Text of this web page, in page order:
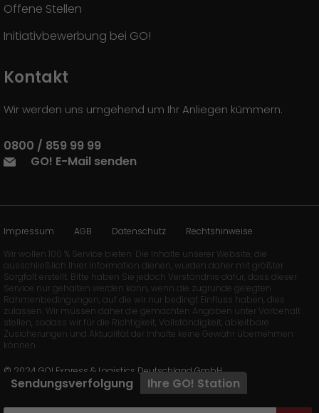
Sendungsverfolgung Ihre GO! Station
Offene Stellen
Initiativbewerbung bei GO!
Kontakt
Wir werden uns umgehend um Ihr Anliegen kümmern.
0800 / 859 99 99
GO! E-Mail senden
Impressum AGB Datenschutz
Rechtshinweise
Wir wollen 100 % Service bieten. Die Inhalte unserer Website, die
ausschließlich Ihrer Information dienen, wurden daher mit größter
Sorgfalt erstellt. Bitte haben Sie jedoch Verständnis dafür, dass dieser
Service nur gehalten werden kann, wenn die zugrunde gelegten
Rahmenbedingungen, auf die wir nur bedingt Einfluss haben, dies
zulassen. Wir müssen daher die gemachten Angaben unter Vorbehalt
stellen, sodass wir für die Richtigkeit, Vollständigkeit, ableitbare
Zusicherungen und Aktualität der Inhalte keine Gewähr übernehmen
können.
© 2024 GO! Express & Logistics Deutschland GmbH